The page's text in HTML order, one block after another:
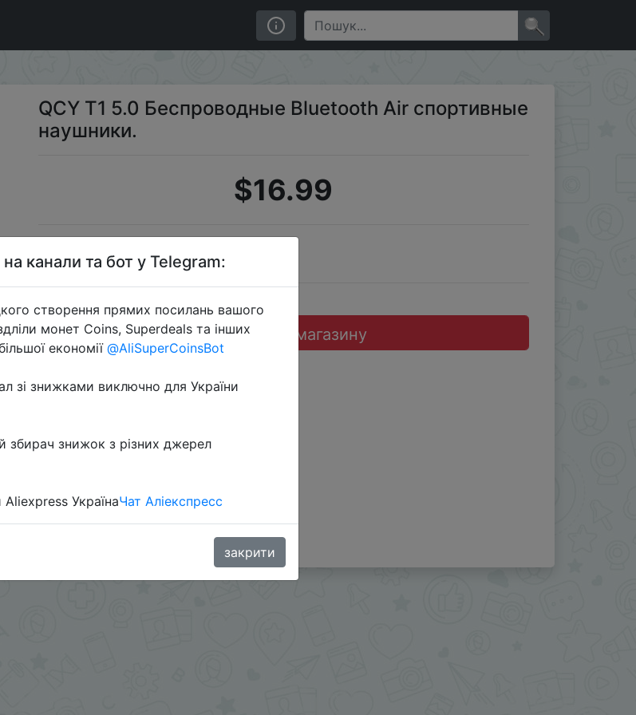
наушники.
QCY T1 5.0 Беспроводные Bluetooth Air спортивные
наушники.
$16.99
Перейти до магазину
канали та бот у Telegram:
створення прямих посилань вашого
монет Coins, Superdeals та інших
економії @AliSuperCoinsBot
зі знижками виключно для України
збирач знижок з різних джерел
Aliexpress УкраїнаЧат Аліекспресс
закрити